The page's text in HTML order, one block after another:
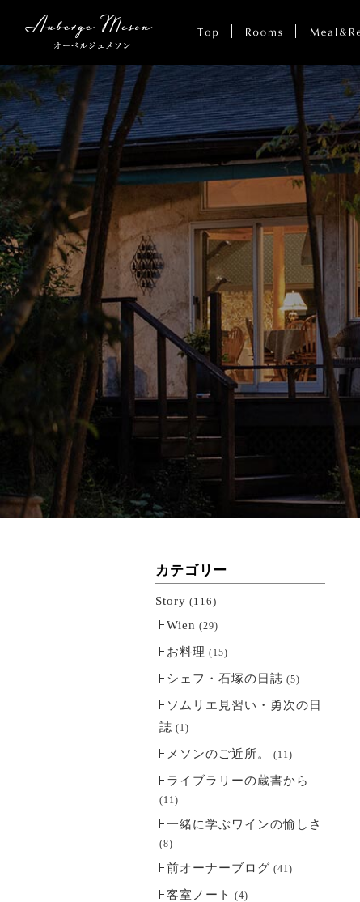
カテゴリー
Story (116)
Wien (29)
お料理 (15)
シェフ・石塚の日誌 (5)
ソムリエ見習い・勇次の日
誌 (1)
メソンのご近所。 (11)
ライブラリーの蔵書から
(11)
一緒に学ぶワインの愉しさ
(8)
前オーナーブログ (41)
客室ノート (4)